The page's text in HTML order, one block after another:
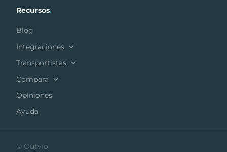
Recursos.
Blog
Integraciones
Transportistas
Compara
Opiniones
Ayuda
© Outvio